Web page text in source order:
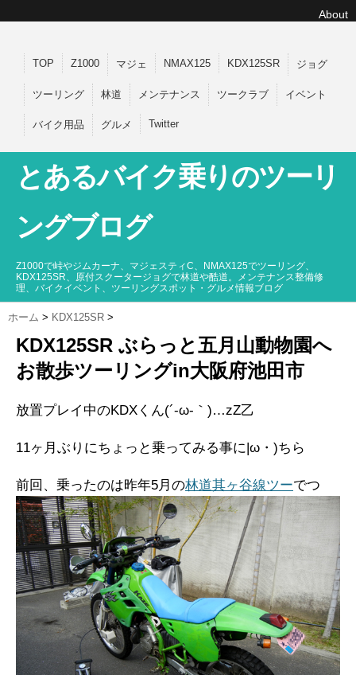
About
TOP Z1000 マジェ NMAX125 KDX125SR ジョグ
ツーリング 林道 メンテナンス ツークラブ イベント
バイク用品 グルメ Twitter
とあるバイク乗りのツーリ
ングブログ
Z1000で峠やジムカーナ、マジェスティC、NMAX125でツーリング、
KDX125SR、原付スクータージョグで林道や酷道。メンテナンス整備修
理、バイクイベント、ツーリングスポット・グルメ情報ブログ
ホーム > KDX125SR >
KDX125SR ぶらっと五月山動物園へ
お散歩ツーリングin大阪府池田市
放置プレイ中のKDXくん(´-ω-｀)…zZ乙
11ヶ月ぶりにちょっと乗ってみる事に|ω・)ちら
前回、乗ったのは昨年5月の林道其ヶ谷線ツーでつ